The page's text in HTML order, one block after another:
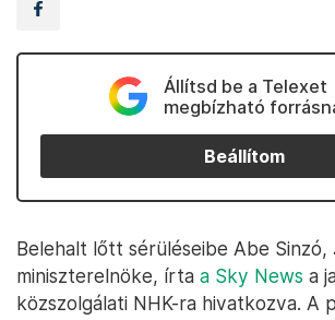
Állítsd be a Telexet
megbízható
Beállítom
Belehalt lőtt sérüléseibe Abe Sinzó,
miniszterelnöke, írta a Sky News a
közszolgálati NHK-ra hivatkozva. A